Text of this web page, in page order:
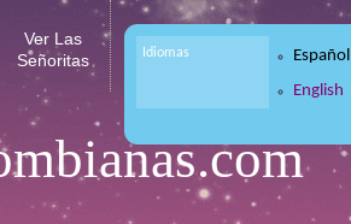
Ver Las
Señoritas
Idiomas
Español
English